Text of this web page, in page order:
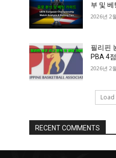
부 및 베
2026년 2
필리핀
PBA 4
2026년 2
RECENT COMMENTS